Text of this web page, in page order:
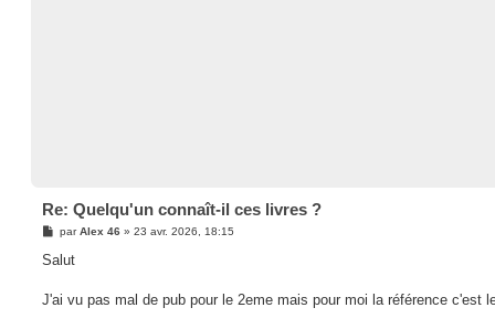
Re: Quelqu'un connaît-il ces livres ?
M
s
g
parAlex 46 » 23 avr. 2026, 18:15
Salut
J'ai vu pas mal de pub pour le 2eme mais pour moi la référence c'est